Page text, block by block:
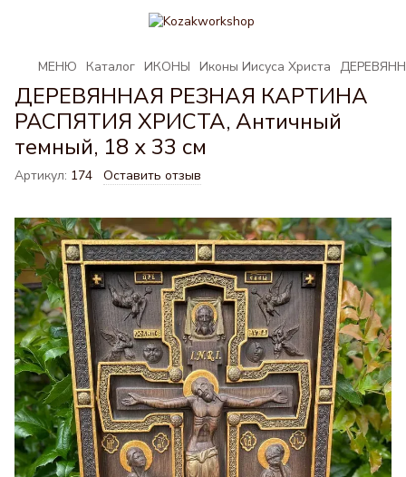
МЕНЮ Каталог ИКОНЫ Иконы Иисуса Христа
ДЕРЕВЯННАЯ РЕЗНАЯ КАРТИНА
РАСПЯТИЯ ХРИСТА, Античный
темный, 18 х 33 см
Артикул: 174 Оставить отзыв